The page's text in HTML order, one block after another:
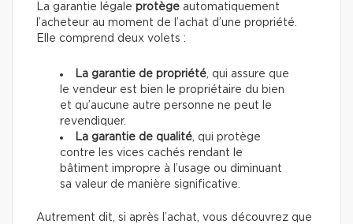
La garantie légale protège automatiquement
l’acheteur au moment de l’achat d’une propriété.
Elle comprend deux volets :
La garantie de propriété , qui assure que
le vendeur est bien le propriétaire du bien
et qu’aucune autre personne ne peut le
revendiquer.
La garantie de qualité , qui protège
contre les vices cachés rendant le
bâtiment impropre à l’usage ou diminuant
sa valeur de manière significative.
Autrement dit, si après l’achat, vous découvrez que